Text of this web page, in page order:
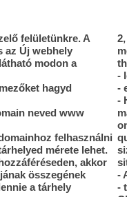
felületünkre. A
az Új webhely
modon a
hagyd
neved www
felhasználni
mérete lehet.
akkor
összegének
a tárhely
-
-
-
-
-